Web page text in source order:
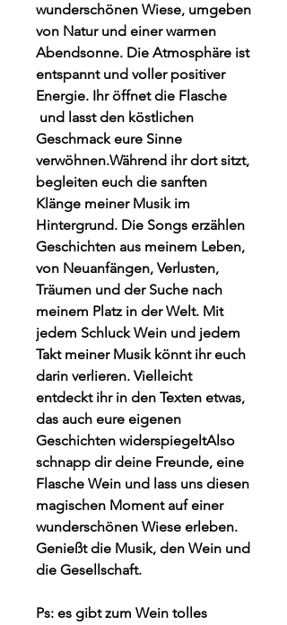
wunderschönen Wiese, umgeben
von Natur und einer warmen
Abendsonne. Die Atmosphäre ist
entspannt und voller positiver
Energie. Ihr öffnet die Flasche
und lasst den köstlichen
Geschmack eure Sinne
verwöhnen.Während ihr dort sitzt,
begleiten euch die sanften
Klänge meiner Musik im
Hintergrund. Die Songs erzählen
Geschichten aus meinem Leben,
von Neuanfängen, Verlusten,
Träumen und der Suche nach
meinem Platz in der Welt. Mit
jedem Schluck Wein und jedem
Takt meiner Musik könnt ihr euch
darin verlieren. Vielleicht
entdeckt ihr in den Texten etwas,
das auch eure eigenen
Geschichten widerspiegeltAlso
schnapp dir deine Freunde, eine
Flasche Wein und lass uns diesen
magischen Moment auf einer
wunderschönen Wiese erleben.
Genießt die Musik, den Wein und
die Gesellschaft.
Ps: es gibt zum Wein tolles